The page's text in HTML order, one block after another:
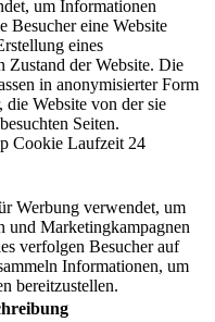
um Informationen
Besucher eine Website
eines
Zustand der Website. Die
in anonymisierter Form
die Website von der sie
Seiten.
Cookie Laufzeit 24
Werbung verwendet, um
und Marketingkampagnen
verfolgen Besucher auf
Informationen, um
bereitzustellen.